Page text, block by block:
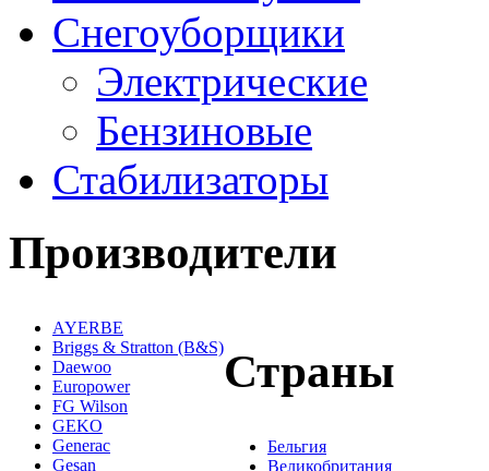
Снегоуборщики
Электрические
Бензиновые
Стабилизаторы
Производители
AYERBE
Briggs & Stratton (B&S)
Daewoo
Europower
FG Wilson
GEKO
Generac
Gesan
Страны
Бельгия
Великобритания